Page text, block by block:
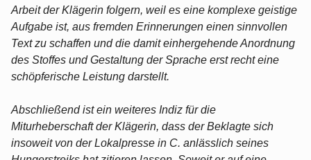
Arbeit der Klägerin folgern, weil es eine komplexe geistige
Aufgabe ist, aus fremden Erinnerungen einen sinnvollen
Text zu schaffen und die damit einhergehende Anordnung
des Stoffes und Gestaltung der Sprache erst recht eine
schöpferische Leistung darstellt.
Abschließend ist ein weiteres Indiz für die
Miturheberschaft der Klägerin, dass der Beklagte sich
insoweit von der Lokalpresse in C. anlässlich seines